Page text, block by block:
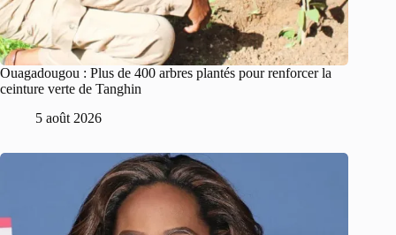
Ouagadougou : Plus de 400 arbres plantés pour renforcer la
ceinture verte de Tanghin
5 août 2026